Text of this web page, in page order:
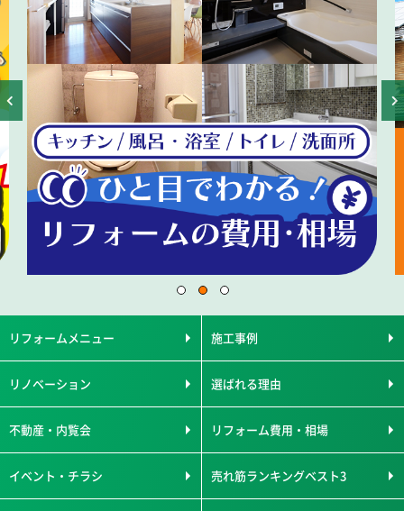
リフォームメニュー 施工事例
リノベーション 選ばれる理由
不動産・内覧会 リフォーム費用・相場
イベント・チラシ 売れ筋ランキングベスト3